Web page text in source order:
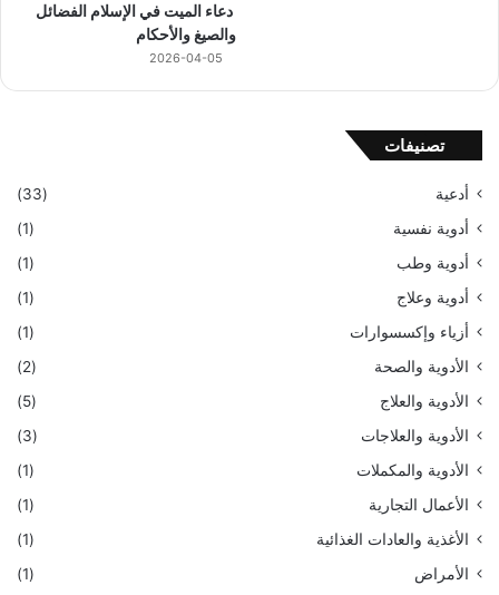
دعاء الميت في الإسلام الفضائل
والصيغ والأحكام
2026-04-05
تصنيفات
أدعية
(33)
أدوية نفسية
(1)
أدوية وطب
(1)
أدوية وعلاج
(1)
أزياء وإكسسوارات
(1)
الأدوية والصحة
(2)
الأدوية والعلاج
(5)
الأدوية والعلاجات
(3)
الأدوية والمكملات
(1)
الأعمال التجارية
(1)
الأغذية والعادات الغذائية
(1)
الأمراض
(1)